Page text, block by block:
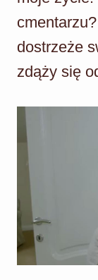
dostrzeże
zdąży się